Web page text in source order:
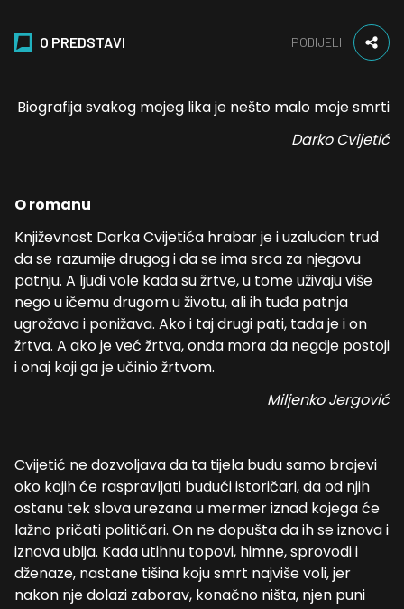
O PREDSTAVI PODIJELI:
Biografija svakog mojeg lika je nešto malo moje smrti
Darko Cvijetić
O romanu
Književnost Darka Cvijetića hrabar je i uzaludan trud
da se razumije drugog i da se ima srca za njegovu
patnju. A ljudi vole kada su žrtve, u tome uživaju više
nego u ičemu drugom u životu, ali ih tuđa patnja
ugrožava i ponižava. Ako i taj drugi pati, tada je i on
žrtva. A ako je već žrtva, onda mora da negdje postoji
i onaj koji ga je učinio žrtvom.
Miljenko Jergović
Cvijetić ne dozvoljava da ta tijela budu samo brojevi
oko kojih će raspravljati budući istoričari, da od njih
ostanu tek slova urezana u mermer iznad kojega će
lažno pričati političari. On ne dopušta da ih se iznova i
iznova ubija. Kada utihnu topovi, himne, sprovodi i
dženaze, nastane tišina koju smrt najviše voli, jer
nakon nje dolazi zaborav, konačno ništa, njen puni